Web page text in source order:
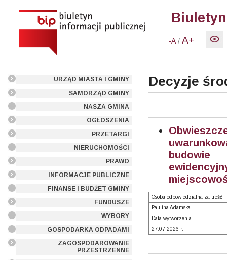
-A /A+
URZĄD MIASTA I GMINY
SAMORZĄD GMINY
NASZA GMINA
OGŁOSZENIA
PRZETARGI
NIERUCHOMOŚCI
PRAWO
INFORMACJE PUBLICZNE
FINANSE I BUDŻET GMINY
FUNDUSZE
WYBORY
GOSPODARKA ODPADAMI
ZAGOSPODAROWANIE
PRZESTRZENNE
Decyzje
budowie
Osoba odpowiedzialna za treść
Paulina Adamska
Data wytworzenia
27.07.2026 r.